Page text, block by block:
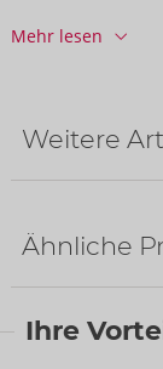
Art.-Nr.:
Herkunftsland: CN
Mehr lesen
Weitere
Ähnliche
Ihre